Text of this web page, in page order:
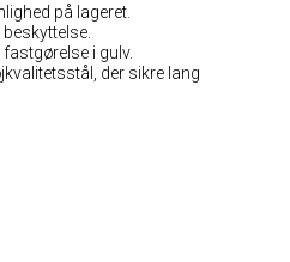
på lageret.
i gulv.
der sikre lang